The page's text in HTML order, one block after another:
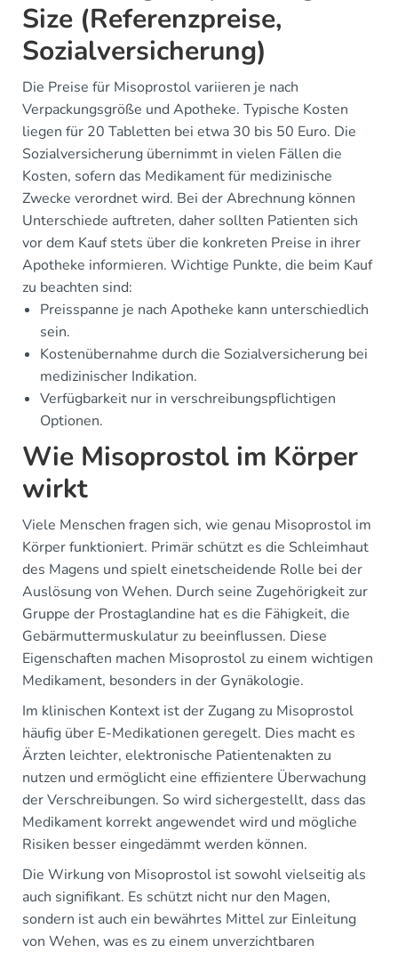
Size (Referenzpreise,
Sozialversicherung)
Die Preise für Misoprostol variieren je nach
Verpackungsgröße und Apotheke. Typische Kosten
liegen für 20 Tabletten bei etwa 30 bis 50 Euro. Die
Sozialversicherung übernimmt in vielen Fällen die
Kosten, sofern das Medikament für medizinische
Zwecke verordnet wird. Bei der Abrechnung können
Unterschiede auftreten, daher sollten Patienten sich
vor dem Kauf stets über die konkreten Preise in ihrer
Apotheke informieren. Wichtige Punkte, die beim Kauf
zu beachten sind:
Preisspanne je nach Apotheke kann unterschiedlich
sein.
Kostenübernahme durch die Sozialversicherung bei
medizinischer Indikation.
Verfügbarkeit nur in verschreibungspflichtigen
Optionen.
Wie Misoprostol im Körper
wirkt
Viele Menschen fragen sich, wie genau Misoprostol im
Körper funktioniert. Primär schützt es die Schleimhaut
des Magens und spielt einetscheidende Rolle bei der
Auslösung von Wehen. Durch seine Zugehörigkeit zur
Gruppe der Prostaglandine hat es die Fähigkeit, die
Gebärmuttermuskulatur zu beeinflussen. Diese
Eigenschaften machen Misoprostol zu einem wichtigen
Medikament, besonders in der Gynäkologie.
Im klinischen Kontext ist der Zugang zu Misoprostol
häufig über E-Medikationen geregelt. Dies macht es
Ärzten leichter, elektronische Patientenakten zu
nutzen und ermöglicht eine effizientere Überwachung
der Verschreibungen. So wird sichergestellt, dass das
Medikament korrekt angewendet wird und mögliche
Risiken besser eingedämmt werden können.
Die Wirkung von Misoprostol ist sowohl vielseitig als
auch signifikant. Es schützt nicht nur den Magen,
sondern ist auch ein bewährtes Mittel zur Einleitung
von Wehen, was es zu einem unverzichtbaren